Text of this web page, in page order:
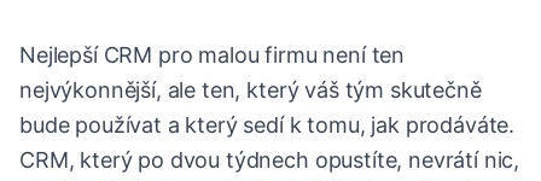
Nejlepší CRM pro malou firmu není ten
nejvýkonnější, ale ten, který váš tým skutečně
bude používat a který sedí k tomu, jak prodáváte.
CRM, který po dvou týdnech opustíte, nevrátí nic,